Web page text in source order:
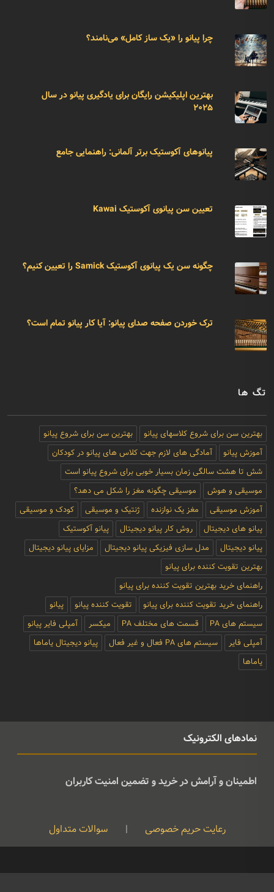
چرا پیانو را «یک ساز کامل» می‌نامند؟
بهترین اپلیکیشن رایگان برای یادگیری پیانو در سال
۲۰۲۵
پیانوهای آکوستیک برتر آلمانی: راهنمایی جامع
تعیین سن پیانوی آکوستیک Kawai
چگونه سن یک پیانوی آکوستیک Samick را تعیین کنیم؟
ترک خوردن صفحه صدای پیانو: آیا کار پیانو تمام است؟
تگ ها
بهترین سن برای شروع کلاسهای پیانو
بهترین سن برای شروع پیانو
آموزش پیانو
آمادگی های لازم جهت کلاس های پیانو در کودکان
شش تا هشت سالگی زمان بسیار خوبی برای شروع پیانو است
موسیقی و هوش
موسیقی چگونه مغز را شکل می دهد؟
آموزش موسیقی
مغز یک نوازنده ژنتیک و موسیقی
کودک و موسیقی
پیانو های دیجیتال
روش کار پیانو دیجیتال
پیانو آکوستیک
پیانو دیجیتال
مدل سازی فیزیکی پیانو دیجیتال
مزایای پیانو دیجیتال
بهترین تقویت کننده برای پیانو
راهنمای خرید بهترین تقویت کننده برای پیانو
راهنمای خرید تقویت کننده برای پیانو
تقویت کننده پیانو
پیانو
سیستم های PA
قسمت های مختلف PA میکسر
آمپلی فایر پیانو
آمپلی فایر
سیستم های PA فعال و غیر فعال
پیانو دیجیتال یاماها
یاماها
نمادهای الکترونیک
اطمینان و آرامش در خرید و تضمین امنیت کاربران
رعایت حریم خصوصی | سوالات متداول